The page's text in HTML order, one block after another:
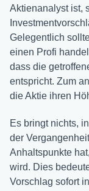
Aktienanalyst ist,
Gelegentlich
einen Profi
dass die
entspricht. Zum
die Aktie ihren
Es bringt nichts,
der
Anhaltspunkte
wird. Dies
Vorschlag sofort